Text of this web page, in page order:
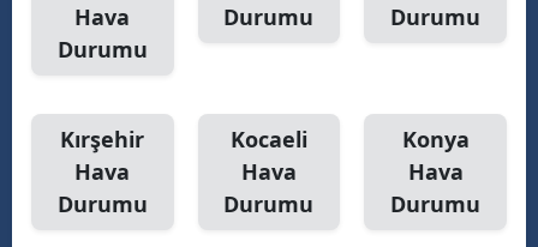
Hava
Durumu
Durumu
Durumu
Kırşehir
Hava
Durumu
Kocaeli
Hava
Durumu
Konya
Hava
Durumu